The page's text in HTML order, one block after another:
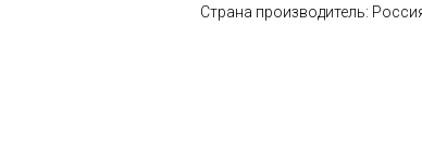
Страна производитель: